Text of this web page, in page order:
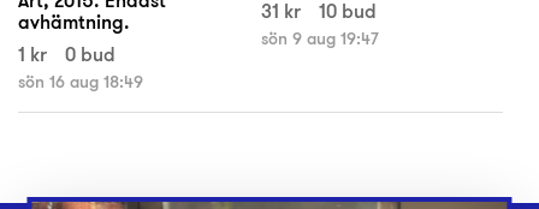
avhämtning.
1 kr
0 bud
sön 16 aug 18:49
31 kr
10 bud
sön 9 aug 19:47